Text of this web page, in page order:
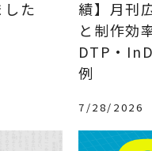
た
績】月刊
と制作効
DTP・
例
7/28/2026